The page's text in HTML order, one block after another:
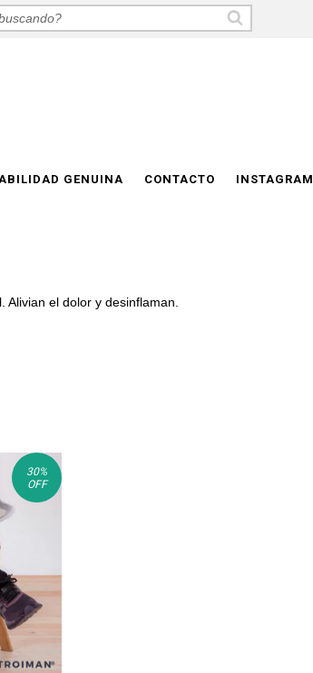
GENUINA CONTACTO INSTAGRAM
el dolor y desinflaman.
30%
OFF